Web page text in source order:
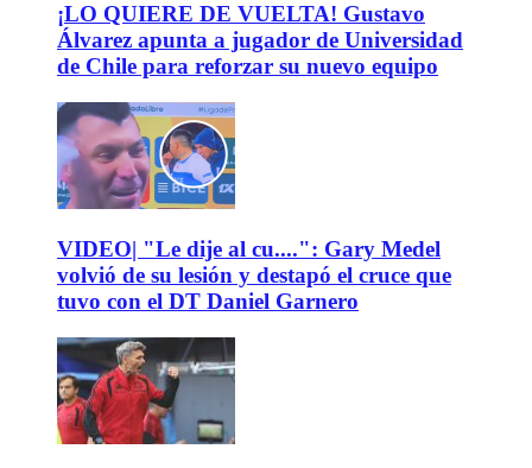
¡LO QUIERE DE VUELTA! Gustavo
Álvarez apunta a jugador de Universidad
de Chile para reforzar su nuevo equipo
VIDEO| "Le dije al cu....": Gary Medel
volvió de su lesión y destapó el cruce que
tuvo con el DT Daniel Garnero